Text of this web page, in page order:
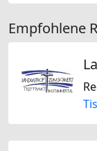
Empfohlene